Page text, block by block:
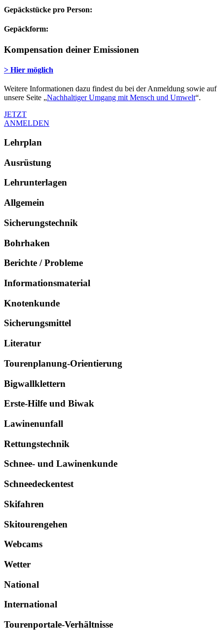
Gepäckstücke pro Person:
Gepäckform:
Kompensation deiner Emissionen
> Hier möglich
Weitere Informationen dazu findest du bei der Anmeldung sowie auf
unsere Seite „Nachhaltiger Umgang mit Mensch und Umwelt“.
JETZT
ANMELDEN
Lehrplan
Ausrüstung
Lehrunterlagen
Allgemein
Sicherungstechnik
Bohrhaken
Berichte / Probleme
Informationsmaterial
Knotenkunde
Sicherungsmittel
Literatur
Tourenplanung-Orientierung
Bigwallklettern
Erste-Hilfe und Biwak
Lawinenunfall
Rettungstechnik
Schnee- und Lawinenkunde
Schneedeckentest
Skifahren
Skitourengehen
Webcams
Wetter
National
International
Tourenportale-Verhältnisse